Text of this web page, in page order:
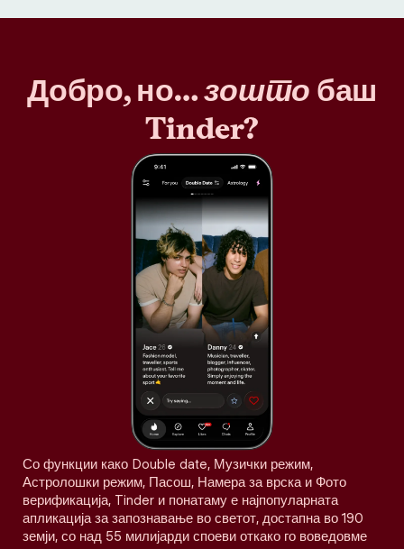
Добро, но…зошто баш
Tinder?
Со функции како Double date, Музички режим,
Астролошки режим, Пасош, Намера за врска и Фото
верификација, Tinder и понатаму е најпопуларната
апликација за запознавање во светот, достапна во 190
земји, со над 55 милијарди споеви откако го воведовме